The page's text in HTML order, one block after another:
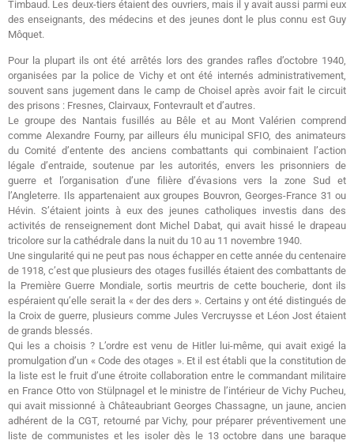
Timbaud. Les deux-tiers étaient des ouvriers, mais il y avait aussi parmi eux
des enseignants, des médecins et des jeunes dont le plus connu est Guy
Môquet.
Pour la plupart ils ont été arrêtés lors des grandes rafles d’octobre 1940,
organisées par la police de Vichy et ont été internés administrativement,
souvent sans jugement dans le camp de Choisel après avoir fait le circuit
des prisons : Fresnes, Clairvaux, Fontevrault et d’autres.
Le groupe des Nantais fusillés au Bêle et au Mont Valérien comprend
comme Alexandre Fourny, par ailleurs élu municipal SFIO, des animateurs
du Comité d’entente des anciens combattants qui combinaient l’action
légale d’entraide, soutenue par les autorités, envers les prisonniers de
guerre et l’organisation d’une filière d’évasions vers la zone Sud et
l’Angleterre. Ils appartenaient aux groupes Bouvron, Georges-France 31 ou
Hévin. S’étaient joints à eux des jeunes catholiques investis dans des
activités de renseignement dont Michel Dabat, qui avait hissé le drapeau
tricolore sur la cathédrale dans la nuit du 10 au 11 novembre 1940.
Une singularité qui ne peut pas nous échapper en cette année du centenaire
de 1918, c’est que plusieurs des otages fusillés étaient des combattants de
la Première Guerre Mondiale, sortis meurtris de cette boucherie, dont ils
espéraient qu’elle serait la « der des ders ». Certains y ont été distingués de
la Croix de guerre, plusieurs comme Jules Vercruysse et Léon Jost étaient
de grands blessés.
Qui les a choisis ? L’ordre est venu de Hitler lui-même, qui avait exigé la
promulgation d’un « Code des otages ». Et il est établi que la constitution de
la liste est le fruit d’une étroite collaboration entre le commandant militaire
en France Otto von Stülpnagel et le ministre de l’intérieur de Vichy Pucheu,
qui avait missionné à Châteaubriant Georges Chassagne, un jaune, ancien
adhérent de la CGT, retourné par Vichy, pour préparer préventivement une
liste de communistes et les isoler dès le 13 octobre dans une baraque